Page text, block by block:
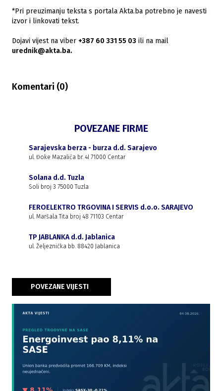
*Pri preuzimanju teksta s portala Akta.ba potrebno je navesti
izvor i linkovati tekst.
Dojavi vijest na viber +387 60 331 55 03 ili na mail
urednik@akta.ba.
Komentari (0)
POVEZANE FIRME
Sarajevska berza - burza d.d. Sarajevo
ul. Đoke Mazalića br. 4I 71000 Centar
Solana d.d. Tuzla
Soli broj 3 75000 Tuzla
FEROELEKTRO TRGOVINA I SERVIS d.o.o. SARAJEVO
ul. Maršala Tita broj 48 71103 Centar
TP JABLANKA d.d. Jablanica
ul. Željeznička bb. 88420 Jablanica
POVEZANE VIJESTI